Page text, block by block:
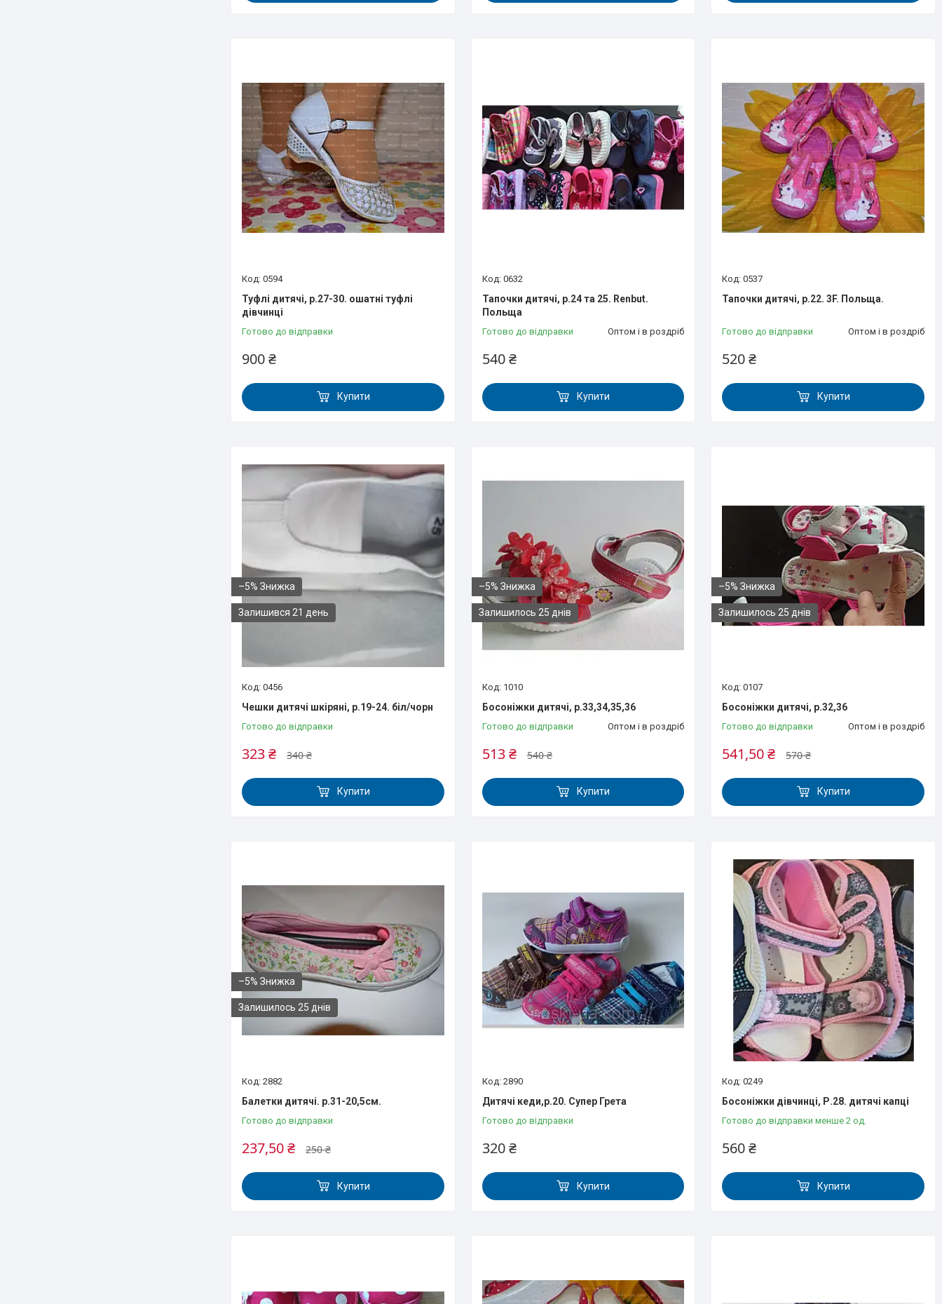
0594
Туфлі дитячі, р.27-30. ошатні туфлі
дівчинці
Готово до відправки
900 ₴
Купити
0632
Тапочки дитячі, р.24 та 25. Renbut.
Польща
Готово до відправки Оптом і в роздріб
540 ₴
Купити
0537
Тапочки дитячі, р.22. 3F. Польща.
Готово до відправки Оптом і в роздріб
520 ₴
Купити
–5%
Залишився 21 день
0456
Чешки дитячі шкіряні, р.19-24. біл/чорн
Готово до відправки
340 ₴
323 ₴
Купити
–5%
Залишилось 25 днів
1010
Босоніжки дитячі, р.33,34,35,36
Готово до відправки Оптом і в роздріб
540 ₴
513 ₴
Купити
–5%
Залишилось 25 днів
0107
Босоніжки дитячі, р.32,36
Готово до відправки Оптом і в роздріб
570 ₴
541,50 ₴
Купити
–5%
Залишилось 25 днів
2882
Балетки дитячі. р.31-20,5см.
Готово до відправки
250 ₴
237,50 ₴
Купити
2890
Дитячі кеди,р.20. Супер Грета
Готово до відправки
320 ₴
Купити
0249
Босоніжки дівчинці, Р.28. дитячі капці
Готово до відправки менше 2 од.
560 ₴
Купити